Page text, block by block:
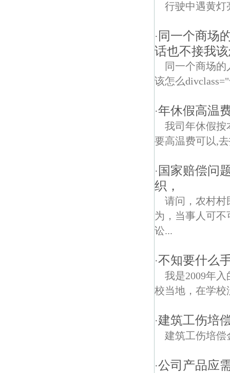
行驶中遇黄灯
· 同一个商场
话也不接我该
同一个商场
该怎么
·年休假高温
我司年休假按
要高温费可以,
· 国家赔偿问
织，
请问，农村村
为，当事人可
讼...
·不知要什么
我是2009年
校当地，在学校
·建筑工伤培
建筑工伤培偿
·公司产品应